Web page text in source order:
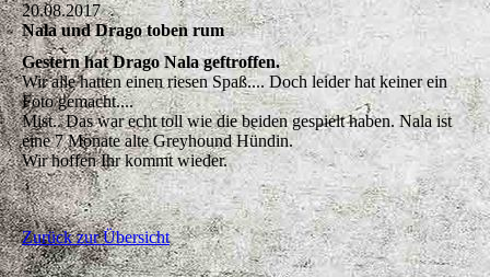
20.08.2017
Nala und Drago toben rum
Gestern hat Drago Nala geftroffen.
Wir alle hatten einen riesen Spaß.... Doch leider hat keiner ein
Foto gemacht....
Mist.. Das war echt toll wie die beiden gespielt haben. Nala ist
eine 7 Monate alte Greyhound Hündin.
Wir hoffen Ihr kommt wieder.
Zurück zur Übersicht